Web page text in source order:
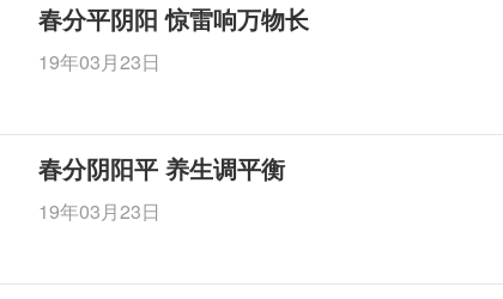
春分平阴阳 惊雷响万物长
19年03月23日
春分阴阳平 养生调平衡
19年03月23日